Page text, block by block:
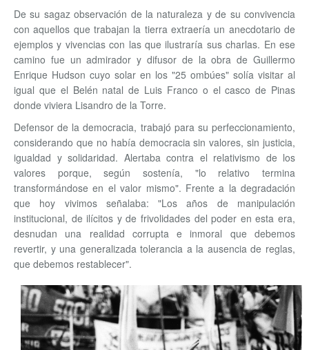
De su sagaz observación de la naturaleza y de su convivencia
con aquellos que trabajan la tierra extraería un anecdotario de
ejemplos y vivencias con las que ilustraría sus charlas. En ese
camino fue un admirador y difusor de la obra de Guillermo
Enrique Hudson cuyo solar en los "25 ombúes" solía visitar al
igual que el Belén natal de Luis Franco o el casco de Pinas
donde viviera Lisandro de la Torre.
Defensor de la democracia, trabajó para su perfeccionamiento,
considerando que no había democracia sin valores, sin justicia,
igualdad y solidaridad. Alertaba contra el relativismo de los
valores porque, según sostenía, "lo relativo termina
transformándose en el valor mismo". Frente a la degradación
que hoy vivimos señalaba: "Los años de manipulación
institucional, de ilícitos y de frivolidades del poder en esta era,
desnudan una realidad corrupta e inmoral que debemos
revertir, y una generalizada tolerancia a la ausencia de reglas,
que debemos restablecer".